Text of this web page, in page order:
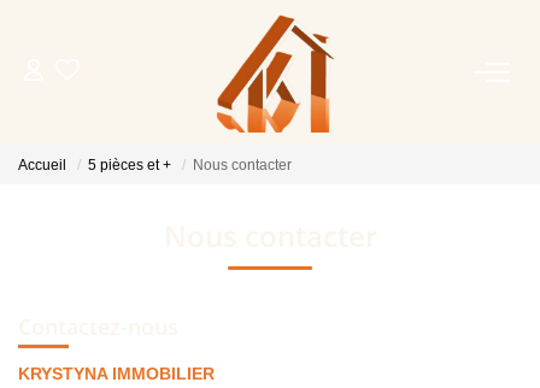
ACHETER
LOUER
Accueil 5 pièces et + Nous contacter
KRYSTYNA IMMOBILIER